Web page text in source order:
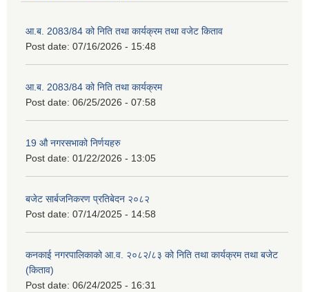
आ.ब. 2083/84 को निति तथा कार्यक्रम तथा वजेट किताव
Post date: 07/16/2026 - 15:48
आ.ब. 2083/84 को निति तथा कार्यक्रम
Post date: 06/25/2026 - 07:58
19 औ नगरसभाको निर्णयहरु
Post date: 01/22/2026 - 13:05
बजेट सार्बजनिकरण प्रतिबेदन २०८२
Post date: 07/14/2025 - 14:58
कनकाई नगरपालिकाको आ.व. २०८२/८३ को निति तथा कार्यक्रम तथा बजेट
(किताव)
Post date: 06/24/2025 - 16:31